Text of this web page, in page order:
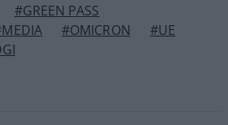
#GREEN PASS
#OMICRON
#UE